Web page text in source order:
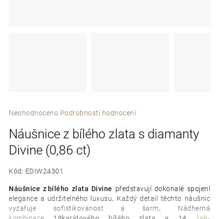
Průměrné
produktu
je
0,0
5
Neohodnoceno Podrobnosti hodnocení
Náušnice z bílého zlata s diamanty
Divine (0,86 ct)
Kód: EDIW24301
Náušnice z bílého zlata Divine představují dokonalé spojení
elegance a udržitelného luxusu. Každý detail těchto náušnic
vyzařuje sofistikovanost a šarm. Nádherná
í
t
?
D
o